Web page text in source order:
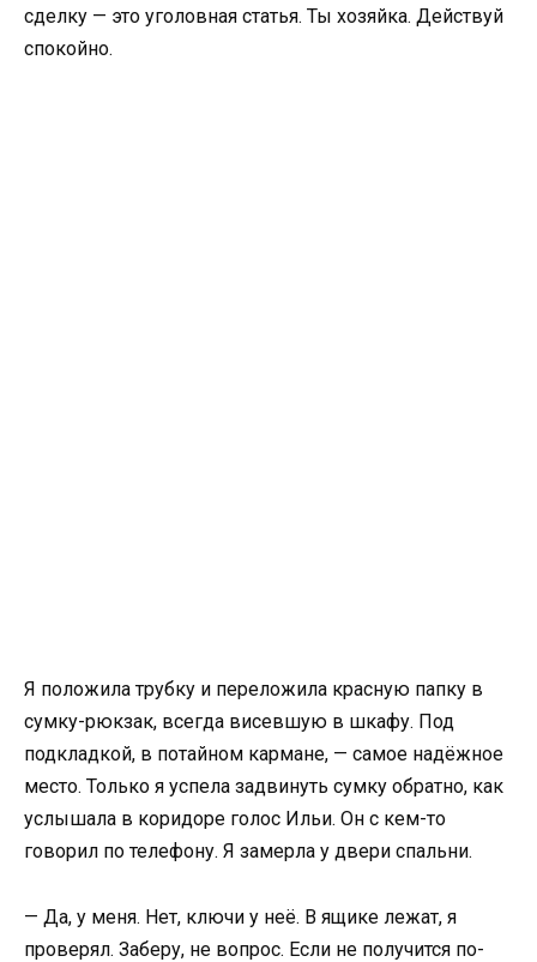
сделку — это уголовная статья. Ты хозяйка. Действуй
спокойно.
Я положила трубку и переложила красную папку в
сумку-рюкзак, всегда висевшую в шкафу. Под
подкладкой, в потайном кармане, — самое надёжное
место. Только я успела задвинуть сумку обратно, как
услышала в коридоре голос Ильи. Он с кем-то
говорил по телефону. Я замерла у двери спальни.
— Да, у меня. Нет, ключи у неё. В ящике лежат, я
проверял. Заберу, не вопрос. Если не получится по-